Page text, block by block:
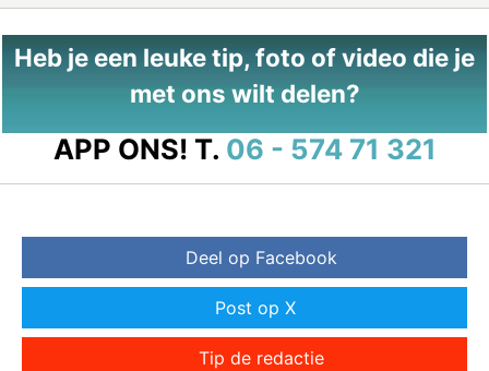
Heb je een leuke tip, foto of video die je
met ons wilt delen?
APP ONS! T. 06 - 574 71 321
Deel op Facebook
Post op X
Tip de redactie